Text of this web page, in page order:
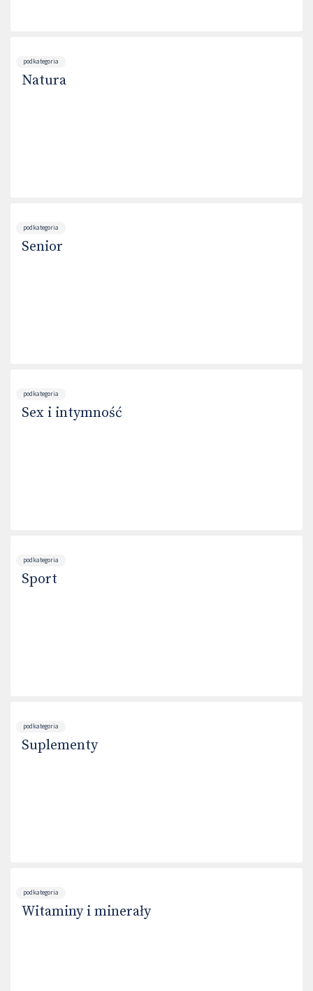
podkategoria
Natura
podkategoria
Senior
podkategoria
Sex i intymność
podkategoria
Sport
podkategoria
Suplementy
podkategoria
Witaminy i minerały